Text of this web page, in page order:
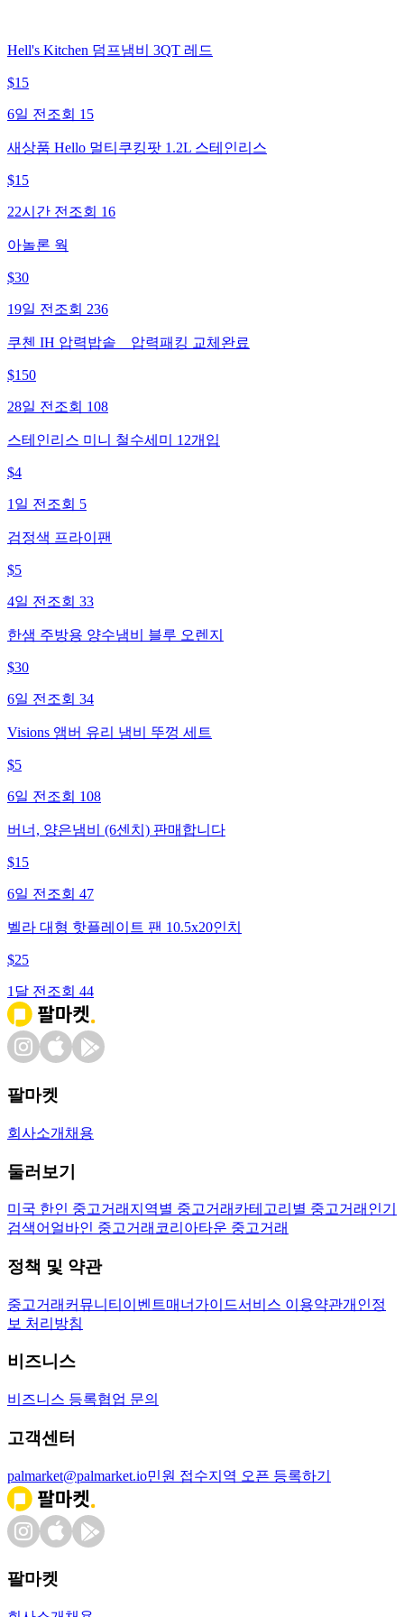
Hell's Kitchen 덤프냄비 3QT 레드
$15
6일 전 조회 15
새상품 Hello 멀티쿠킹팟 1.2L 스테인리스
$15
22시간 전 조회 16
아놀론 웍
$30
19일 전 조회 236
쿠첸 IH 압력밥솥 _ 압력패킹 교체완료
$150
28일 전 조회 108
스테인리스 미니 철수세미 12개입
$4
1일 전 조회 5
검정색 프라이팬
$5
4일 전 조회 33
한샘 주방용 양수냄비 블루 오렌지
$30
6일 전 조회 34
Visions 앰버 유리 냄비 뚜껑 세트
$5
6일 전 조회 108
버너, 양은냄비 (6센치) 판매합니다
$15
6일 전 조회 47
벨라 대형 핫플레이트 팬 10.5x20인치
$25
1달 전 조회 44
팔마켓
회사소개 채용
둘러보기
미국 한인 중고거래 지역별 중고거래 카테고리별 중고거래 인기
검색어 얼바인 중고거래 코리아타운 중고거래
정책 및 약관
중고거래 커뮤니티 이벤트매너가이드서비스 이용약관개인정
보 처리방침
비즈니스
비즈니스 등록협업 문의
고객센터
palmarket@palmarket.io민원 접수지역 오픈 등록하기
팔마켓